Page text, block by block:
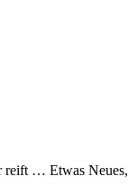
reift … Etwas